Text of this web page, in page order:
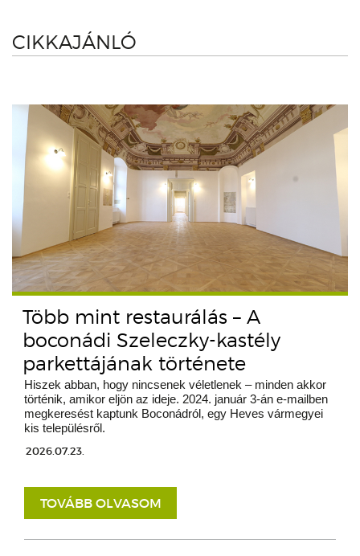
CIKKAJÁNLÓ
Több mint restaurálás – A
boconádi Szeleczky-kastély
parkettájának története
Hiszek abban, hogy nincsenek véletlenek – minden akkor
történik, amikor eljön az ideje. 2024. január 3-án e-mailben
megkeresést kaptunk Boconádról, egy Heves vármegyei
kis településről.
2026.07.23.
TOVÁBB OLVASOM